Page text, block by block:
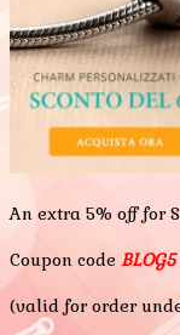
An extra 5% off for
Coupon code BLOG5
(valid for order